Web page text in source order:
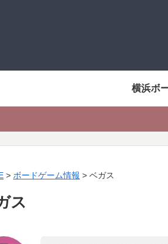
横浜ボ
> ボードゲーム情報 > ベガス
ス